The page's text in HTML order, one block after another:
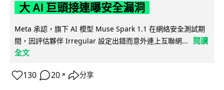
大 AI 巨頭接連曝安全漏洞
Meta 承認，旗下 AI 模型 Muse Spark 1.1 在網絡安全測試期
間，因評估夥伴 Irregular 設定出錯而意外連上互聯網...
閱讀
全文
130 20 ↗ 分享